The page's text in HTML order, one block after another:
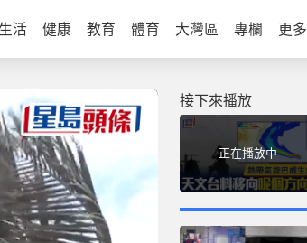
生活 健康 教育 體育 大灣區 專欄 更多
接下來播放
正在播放中